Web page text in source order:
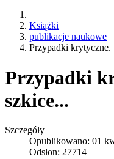
Książki
publikacje naukowe
Przypadki krytyczne.
Przypadki
szkice...
Szczegóły
Opublikowano: 01
Odsłon: 27714